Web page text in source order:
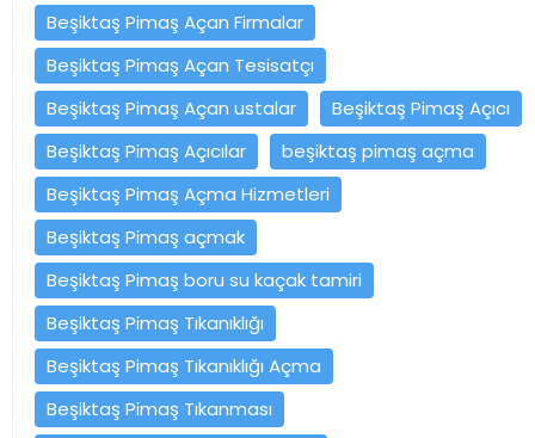
Beşiktaş Pimaş Açan Firmalar
Beşiktaş Pimaş Açan Tesisatçı
Beşiktaş Pimaş Açan ustalar
Beşiktaş Pimaş Açıcı
Beşiktaş Pimaş Açıcılar
beşiktaş pimaş açma
Beşiktaş Pimaş Açma Hizmetleri
Beşiktaş Pimaş açmak
Beşiktaş Pimaş boru su kaçak tamiri
Beşiktaş Pimaş Tıkanıklığı
Beşiktaş Pimaş Tıkanıklığı Açma
Beşiktaş Pimaş Tıkanması